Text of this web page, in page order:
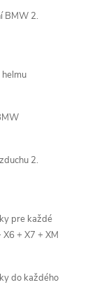
BMW 2.
2.
pre každé
X6 + X7 + XM
do každého